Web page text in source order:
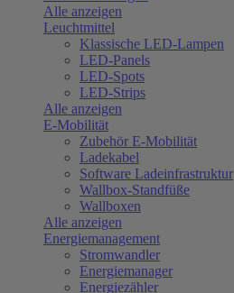
Alle anzeigen
Leuchtmittel
Klassische LED-Lampen
LED-Panels
LED-Spots
LED-Strips
Alle anzeigen
E-Mobilität
Zubehör E-Mobilität
Ladekabel
Software Ladeinfrastruktur
Wallbox-Standfüße
Wallboxen
Alle anzeigen
Energiemanagement
Stromwandler
Energiemanager
Energiezähler